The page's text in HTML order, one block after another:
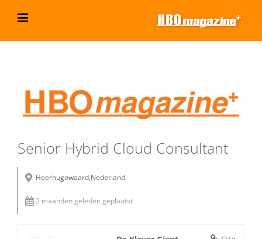
inhoud
grotere
afbeelding
Senior Hybrid Cloud Consultant
Heerhugowaard,Nederland
2 maanden geleden geplaatst